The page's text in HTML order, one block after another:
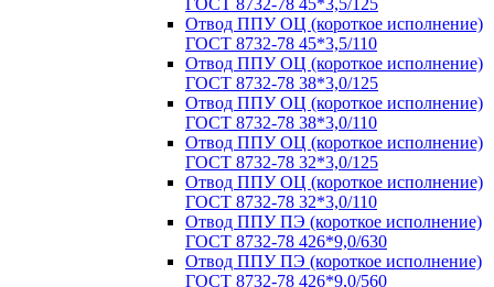
ГОСТ 8732-78 45*3,5/125
Отвод ППУ ОЦ (короткое исполнение)
ГОСТ 8732-78 45*3,5/110
Отвод ППУ ОЦ (короткое исполнение)
ГОСТ 8732-78 38*3,0/125
Отвод ППУ ОЦ (короткое исполнение)
ГОСТ 8732-78 38*3,0/110
Отвод ППУ ОЦ (короткое исполнение)
ГОСТ 8732-78 32*3,0/125
Отвод ППУ ОЦ (короткое исполнение)
ГОСТ 8732-78 32*3,0/110
Отвод ППУ ПЭ (короткое исполнение)
ГОСТ 8732-78 426*9,0/630
Отвод ППУ ПЭ (короткое исполнение)
ГОСТ 8732-78 426*9,0/560